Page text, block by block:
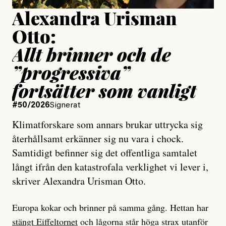
Alexandra Urisman
Otto:
Allt brinner och de
”progressiva”
fortsätter som vanligt
#50/2026Signerat
Klimatforskare som annars brukar uttrycka sig
återhållsamt erkänner sig nu vara i chock.
Samtidigt befinner sig det offentliga samtalet
långt ifrån den katastrofala verklighet vi lever i,
skriver Alexandra Urisman Otto.
Europa kokar och brinner på samma gång. Hettan har
stängt Eiffeltornet och lågorna står höga strax utanför